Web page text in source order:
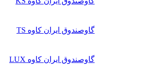
گاوصندوق ایران کاوه TS
گاوصندوق ایران کاوه LUX